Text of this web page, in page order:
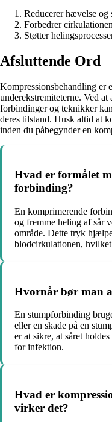
Reducerer hævelse og
Forbedrer
Støtter
Afsluttende Ord
Kompressionsbehandling er
underekstremiteterne. Ved
forbindinger og teknikker
deres tilstand. Husk altid at
inden du påbegynder en
Hvad er formålet
forbinding?
En komprimerende
og fremme heling af sår
område. Dette tryk
blodcirkulationen, hvilket
Hvornår bør man
En stumpforbinding
eller en skade på en
er at sikre, at såret
for infektion.
Hvad er
virker det?